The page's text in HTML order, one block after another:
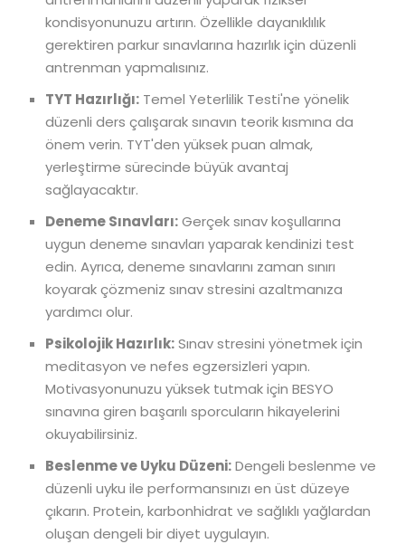
kondisyonunuzu artırın. Özellikle dayanıklılık
gerektiren parkur sınavlarına hazırlık için düzenli
antrenman yapmalısınız.
TYT Hazırlığı: Temel Yeterlilik Testi'ne yönelik
düzenli ders çalışarak sınavın teorik kısmına da
önem verin. TYT'den yüksek puan almak,
yerleştirme sürecinde büyük avantaj
sağlayacaktır.
Deneme Sınavları:Gerçek sınav koşullarına
uygun deneme sınavları yaparak kendinizi test
edin. Ayrıca, deneme sınavlarını zaman sınırı
koyarak çözmeniz sınav stresini azaltmanıza
yardımcı olur.
Psikolojik Hazırlık:Sınav stresini yönetmek için
meditasyon ve nefes egzersizleri yapın.
Motivasyonunuzu yüksek tutmak için BESYO
sınavına giren başarılı sporcuların hikayelerini
okuyabilirsiniz.
Beslenme ve Uyku Düzeni:Dengeli beslenme ve
düzenli uyku ile performansınızı en üst düzeye
çıkarın. Protein, karbonhidrat ve sağlıklı yağlardan
oluşan dengeli bir diyet uygulayın.